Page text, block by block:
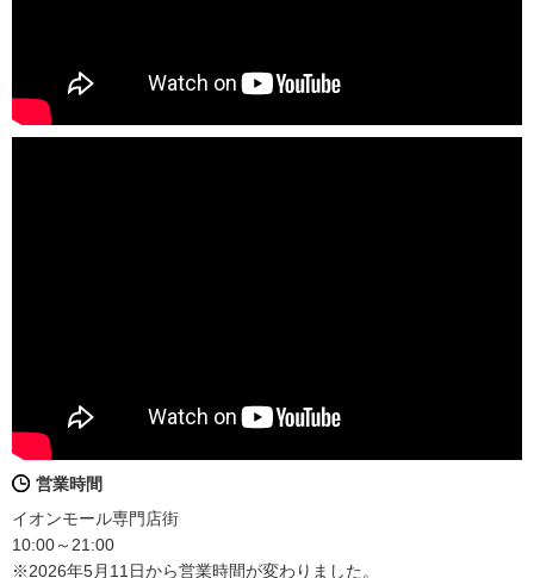
営業時間
イオンモール専門店街
10:00～21:00
※2026年5月11日から営業時間が変わりました。